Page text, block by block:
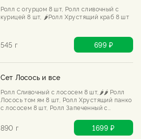
Ролл с огурцом 8 шт, Ролл сливочный с
курицей 8 шт, 🌶️Ролл Хрустящий краб 8 шт
545 г 699 ₽
Сет Лосось и все
Ролл Сливочный с лососем 8 шт,🌶️🌶️ Ролл
Лосось том ям 8 шт, Ролл Хрустящий панко
с лососем 8 шт, Ролл Запеченный с
890 г 1699 ₽